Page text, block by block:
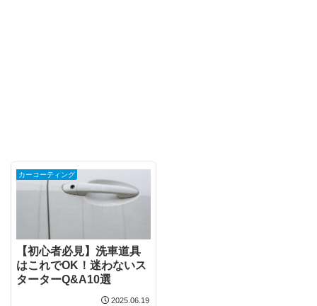
カーコーティング
【初心者必見】洗車道具
はこれでOK！迷わないス
ターターQ&A10選
2025.06.19